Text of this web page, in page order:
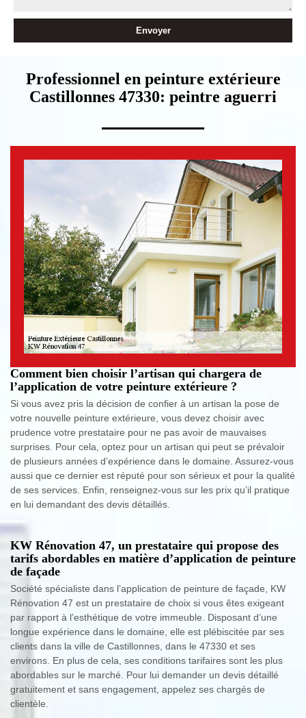
Professionnel en peinture extérieure
Castillonnes 47330: peintre aguerri
Comment bien choisir l’artisan qui chargera de
l’application de votre peinture extérieure ?
Si vous avez pris la décision de confier à un artisan la pose de
votre nouvelle peinture extérieure, vous devez choisir avec
prudence votre prestataire pour ne pas avoir de mauvaises
surprises. Pour cela, optez pour un artisan qui peut se prévaloir
de plusieurs années d’expérience dans le domaine. Assurez-vous
aussi que ce dernier est réputé pour son sérieux et pour la qualité
de ses services. Enfin, renseignez-vous sur les prix qu’il pratique
en lui demandant des devis détaillés.
KW Rénovation 47, un prestataire qui propose des
tarifs abordables en matière d’application de peinture
de façade
Société spécialiste dans l’application de peinture de façade, KW
Rénovation 47 est un prestataire de choix si vous êtes exigeant
par rapport à l’esthétique de votre immeuble. Disposant d’une
longue expérience dans le domaine, elle est plébiscitée par ses
clients dans la ville de Castillonnes, dans le 47330 et ses
environs. En plus de cela, ses conditions tarifaires sont les plus
abordables sur le marché. Pour lui demander un devis détaillé
gratuitement et sans engagement, appelez ses chargés de
clientèle.